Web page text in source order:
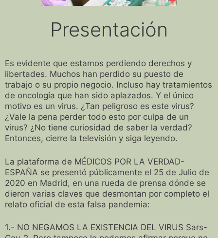
Presentación
Es evidente que estamos perdiendo derechos y
libertades. Muchos han perdido su puesto de
trabajo o su propio negocio. Incluso hay tratamientos
de oncología que han sido aplazados. Y el único
motivo es un virus. ¿Tan peligroso es este virus?
¿Vale la pena perder todo esto por culpa de un
virus? ¿No tiene curiosidad de saber la verdad?
Entonces, cierre la televisión y siga leyendo.
La plataforma de MÉDICOS POR LA VERDAD-
ESPAÑA se presentó públicamente el 25 de Julio de
2020 en Madrid, en una rueda de prensa dónde se
dieron varias claves que desmontan por completo el
relato oficial de esta falsa pandemia:
1.- NO NEGAMOS LA EXISTENCIA DEL VIRUS Sars-